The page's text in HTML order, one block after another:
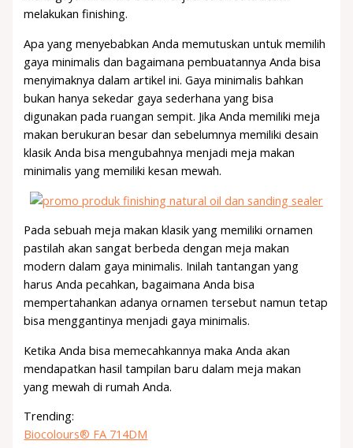
melakukan finishing.
Apa yang menyebabkan Anda memutuskan untuk memilih
gaya minimalis dan bagaimana pembuatannya Anda bisa
menyimaknya dalam artikel ini. Gaya minimalis bahkan
bukan hanya sekedar gaya sederhana yang bisa
digunakan pada ruangan sempit. Jika Anda memiliki meja
makan berukuran besar dan sebelumnya memiliki desain
klasik Anda bisa mengubahnya menjadi meja makan
minimalis yang memiliki kesan mewah.
Pada sebuah meja makan klasik yang memiliki ornamen
pastilah akan sangat berbeda dengan meja makan
modern dalam gaya minimalis. Inilah tantangan yang
harus Anda pecahkan, bagaimana Anda bisa
mempertahankan adanya ornamen tersebut namun tetap
bisa menggantinya menjadi gaya minimalis.
Ketika Anda bisa memecahkannya maka Anda akan
mendapatkan hasil tampilan baru dalam meja makan
yang mewah di rumah Anda.
Trending:
Biocolours® FA 714DM